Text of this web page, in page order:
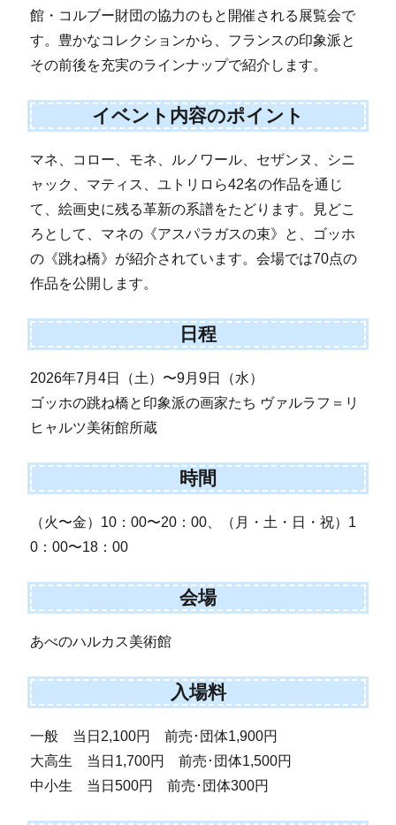
館・コルブー財団の協力のもと開催される展覧会で
す。豊かなコレクションから、フランスの印象派と
その前後を充実のラインナップで紹介します。
イベント内容のポイント
マネ、コロー、モネ、ルノワール、セザンヌ、シニ
ャック、マティス、ユトリロら42名の作品を通じ
て、絵画史に残る革新の系譜をたどります。見どこ
ろとして、マネの《アスパラガスの束》と、ゴッホ
の《跳ね橋》が紹介されています。会場では70点の
作品を公開します。
日程
2026年7月4日（土）〜9月9日（水）
ゴッホの跳ね橋と印象派の画家たち ヴァルラフ＝リ
ヒャルツ美術館所蔵
時間
（火〜金）10：00〜20：00、（月・土・日・祝）1
0：00〜18：00
会場
あべのハルカス美術館
入場料
一般 当日2,100円 前売･団体1,900円
大高生 当日1,700円 前売･団体1,500円
中小生 当日500円 前売･団体300円